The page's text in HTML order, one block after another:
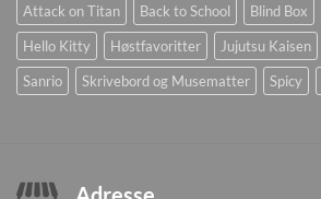
Attack on Titan Back to School Blind Box
Hello Kitty
Høstfavoritter Jujutsu Kaisen
Sanrio
Skrivebord og Musematter Spicy